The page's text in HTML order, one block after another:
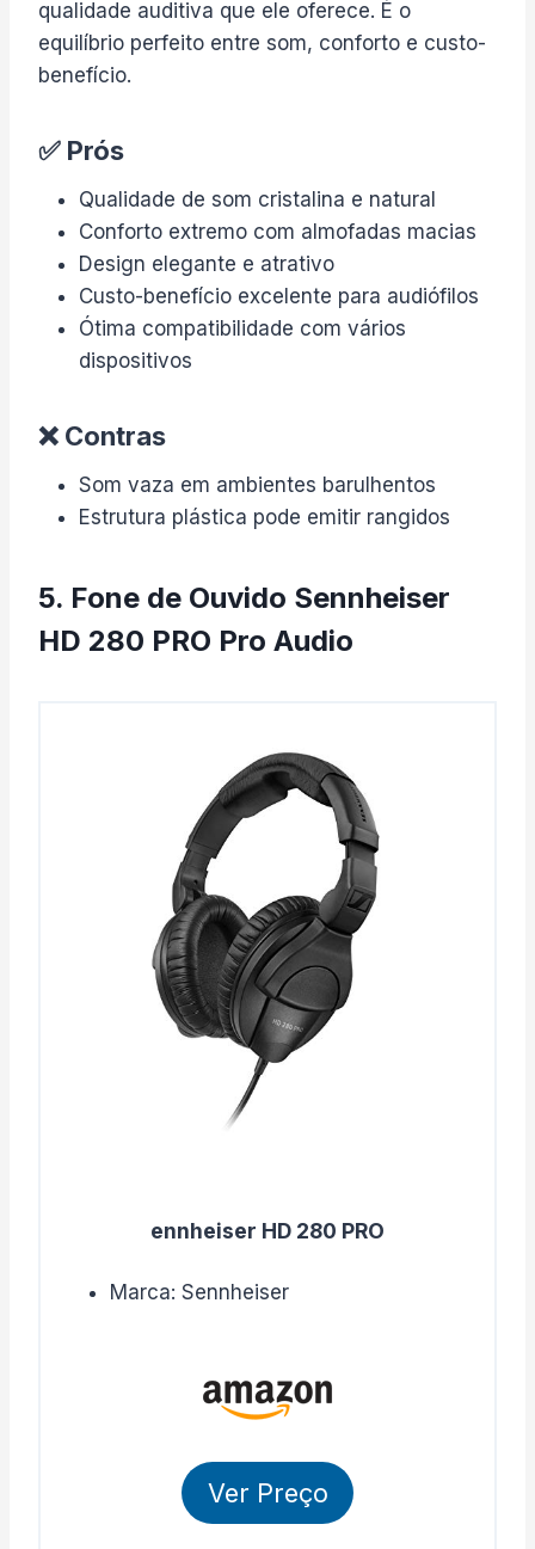
qualidade auditiva que ele oferece. É o
equilíbrio perfeito entre som, conforto e custo-
benefício.
✅ Prós
Qualidade de som cristalina e natural
Conforto extremo com almofadas macias
Design elegante e atrativo
Custo-benefício excelente para audiófilos
Ótima compatibilidade com vários
dispositivos
❌ Contras
Som vaza em ambientes barulhentos
Estrutura plástica pode emitir rangidos
5. Fone de Ouvido Sennheiser
HD 280 PRO Pro Audio
ennheiser HD 280 PRO
Marca: Sennheiser
Ver Preço